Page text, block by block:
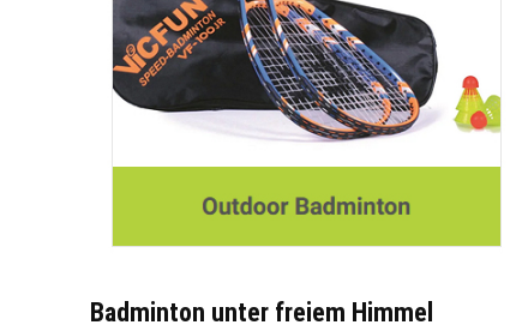
Badminton unter freiem Himmel